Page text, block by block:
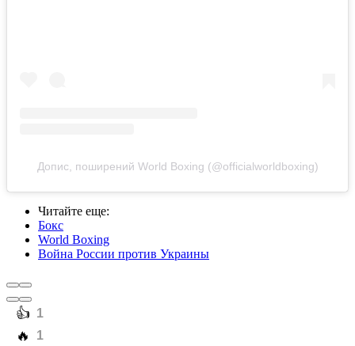
Допис, поширений World Boxing (@officialworldboxing)
Читайте еще:
Бокс
World Boxing
Война России против Украины
️👍 1
️🔥 1